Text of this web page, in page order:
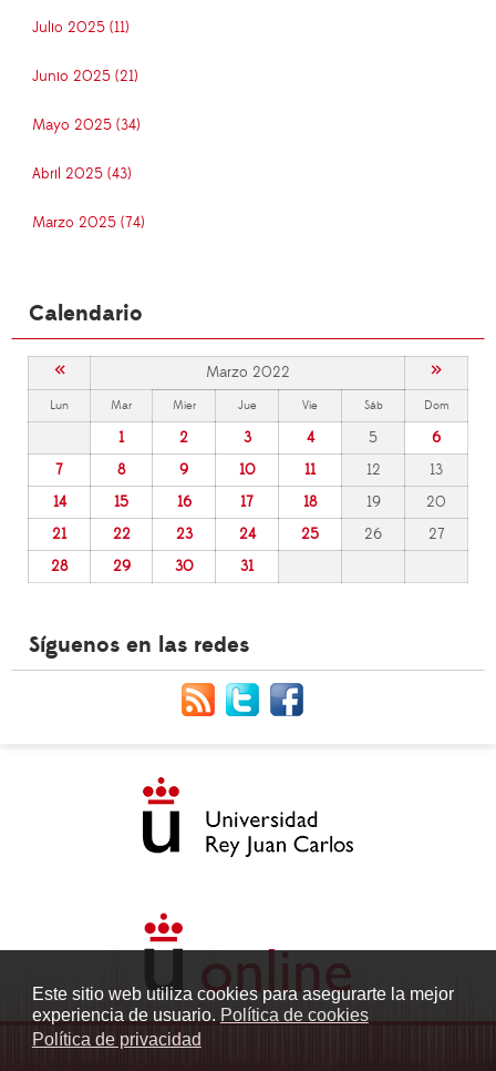
Este sitio web utiliza cookies para asegurarte la mejor
experiencia de usuario. Política de cookies
Política de privacidad
Julio 2025 (11)
Junio 2025 (21)
Mayo 2025 (34)
Abril 2025 (43)
Marzo 2025 (74)
Calendario
« Marzo 2022 »
Lun Mar Mier Jue Vie Sáb Dom
1 2 3 4 5
6
7
8 9 10 11 12
13
14
15 16 17 18 19
20
21
22 23 24 25 26
27
28
29 30 31
Síguenos en las redes